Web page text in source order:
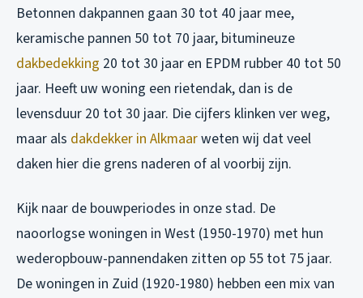
Betonnen dakpannen gaan 30 tot 40 jaar mee,
keramische pannen 50 tot 70 jaar, bitumineuze
dakbedekking 20 tot 30 jaar en EPDM rubber 40 tot 50
jaar. Heeft uw woning een rietendak, dan is de
levensduur 20 tot 30 jaar. Die cijfers klinken ver weg,
maar als dakdekker in Alkmaarweten wij dat veel
daken hier die grens naderen of al voorbij zijn.
Kijk naar de bouwperiodes in onze stad. De
naoorlogse woningen in West (1950-1970) met hun
wederopbouw-pannendaken zitten op 55 tot 75 jaar.
De woningen in Zuid (1920-1980) hebben een mix van